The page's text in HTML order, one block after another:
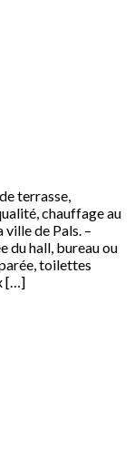
terrasse,
chauffage au
de Pals. –
du hall, bureau ou
toilettes
[…]